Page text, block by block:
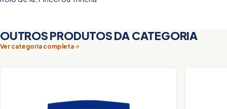
OUTROS PRODUTOS DA CATEGORIA
Ver categoria completa